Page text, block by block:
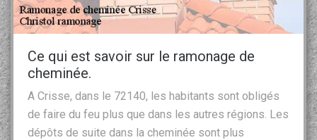
Ce qui est savoir sur le ramonage de
cheminée.
A Crisse, dans le 72140, les habitants sont obligés
de faire du feu plus que dans les autres régions. Les
dépôts de suite dans la cheminée sont plus